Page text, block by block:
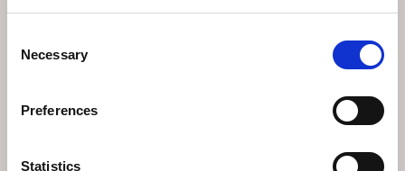
Selection
Necessary
Preferences
Statistics
merita un posto nel vostro
itinerario a Wengen
Il sentiero del mistero trasforma una semplice